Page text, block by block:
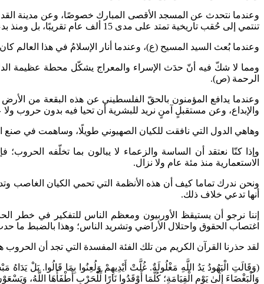
وعندما نتحدث عن المسجد الأقصى المبارك خصوصًا، وعن مدينة
تنتمي إلى حُقب تاريخية تمتد على مدى 15 ألف عام تقريبًا، بل ومنذ بدء التوطّن البشري في هذه المنطقة.
وعندما بُعث السيد المسيح (ع)، وعندما أنار الإسلامُ في هذا العالم كان
ومما لا شكّ فيه أنّ حدَث الإسراء والمعراج يشكّل محطة عظيمة
الرحمة (ص).
وعندما يدافع المؤمنون بالحقّ الفلسطيني عن هذه البقعة من
والإبداع، وعن مستقبلٍ آمنٍ نريد للبشرية أن تحيا فيه بدون حروب ولا
وهاهي الدول التي نافقت للكيان الصهيوني طويلًا، وساهمت في
وإذا كنّا نعتقد أن الساسة والزعماء لا يبالون بما تخلّفه
الاستعمارية منذ مئة عام ولا نزال.
ونحن ندرك تماما كيف أن هذه الأنظمة التي تحمي الكيان الغاصب
أنها تدعي خلاف ذلك.
إننا نرجو أن يستيقظ الأوربيون ومعظم الناس للتفكير في
اغتصاب الحقوق واحتلال الأراضي وتشريد الناس؛ وهذا بالضبط ما
لقد حذرنا القرآن الكريم من تلك الفئة المفسدة التي تجد أن
(وَقَالَتِ الْيَهُودُ يَدُ اللَّهِ مَغْلُولَةٌ. غُلَّتْ أَيْدِيهِمْ وَلُعِنُوا بِمَا قَالُوا. بَلْ
وَالْبَغْضَاءَ إِلَىٰ يَوْمِ الْقِيَامَةِ؛ كُلَّمَا أَوْقَدُوا نَارًا لِّلْحَرْبِ أَطْفَأَهَا اللَّهُ،